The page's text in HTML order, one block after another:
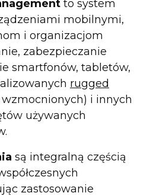
to system
mobilnymi,
i organizacjom
zabezpieczanie
smartfonów, tabletów,
rugged
i innych
używanych
są integralną częścią
zastosowanie